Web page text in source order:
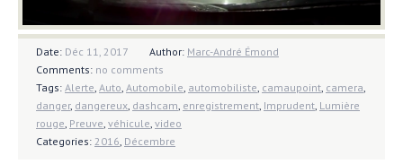
Date: Déc 11, 2017 Author: Marc-André Émond
Comments: no comments
Tags: Alerte Auto Automobile automobiliste camaupoint camera
danger, dangereux dashcam enregistrement Imprudent Lumière
rouge Preuve véhicule video
Categories: 2016 Décembre